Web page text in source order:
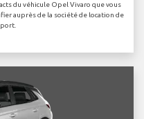
du véhicule Opel Vivaro que vous
auprès de la société de location de